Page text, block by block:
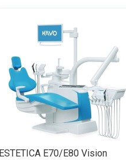
ESTETICA E70/E80 Vision